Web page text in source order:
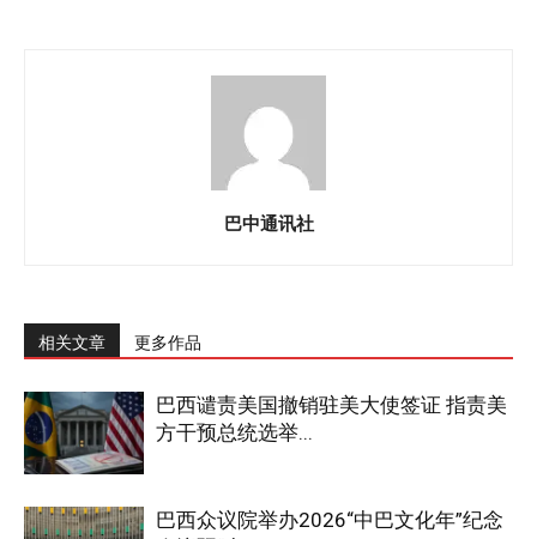
巴中通讯社
相关文章 更多作品
巴西谴责美国撤销驻美大使签证 指责美
方干预总统选举...
巴西众议院举办2026“中巴文化年”纪念